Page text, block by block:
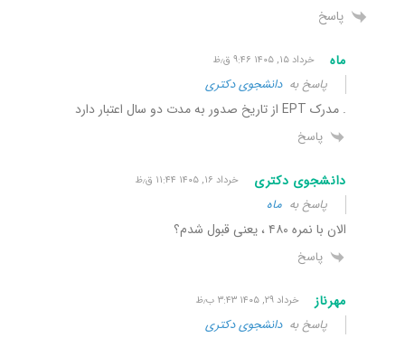
پاسخ
ماه خرداد ۱۵, ۱۴۰۵ ۹:۴۶ ق٫ظ
پاسخ بهدانشجوی دکتری
. مدرک EPT از تاریخ صدور به مدت دو سال اعتبار دارد
پاسخ
دانشجوی دکتری خرداد ۱۶, ۱۴۰۵ ۱۱:۴۴ ق٫ظ
پاسخ به ماه
الان با نمره ۴۸۰ ، یعنی قبول شدم؟
پاسخ
مهرناز خرداد ۲۹, ۱۴۰۵ ۳:۴۳ ب٫ظ
پاسخ بهدانشجوی دکتری